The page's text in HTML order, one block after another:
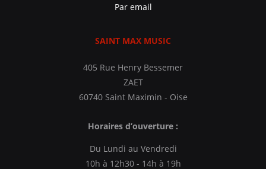
Par email
SAINT MAX MUSIC
405 Rue Henry Bessemer
ZAET
60740 Saint Maximin - Oise
Horaires d’ouverture :
Du Lundi au Vendredi
10h à 12h30 - 14h à 19h